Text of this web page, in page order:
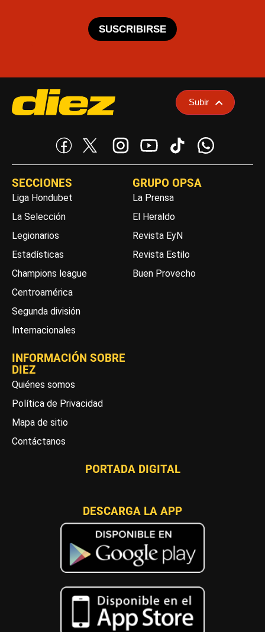
SUSCRIBIRSE
Subir
SECCIONES
Liga Hondubet
La Selección
Legionarios
Estadísticas
Champions league
Centroamérica
Segunda división
Internacionales
GRUPO OPSA
La Prensa
El Heraldo
Revista EyN
Revista Estilo
Buen Provecho
INFORMACIÓN SOBRE
DIEZ
Quiénes somos
Política de Privacidad
Mapa de sitio
Contáctanos
PORTADA DIGITAL
DESCARGA LA APP